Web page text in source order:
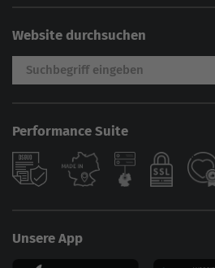
Website durchsuchen
Performance Suite
Unsere App